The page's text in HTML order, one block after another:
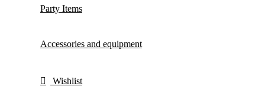
Party Items
Accessories and equipment
Wishlist